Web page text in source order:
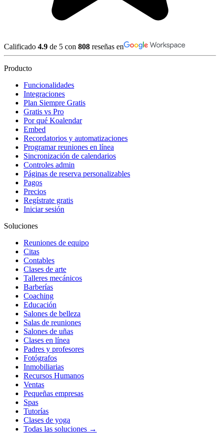
Calificado 4.9 de 5 con 808 reseñas en
Producto
Funcionalidades
Integraciones
Plan Siempre Gratis
Gratis vs Pro
Por qué Koalendar
Embed
Recordatorios y automatizaciones
Programar reuniones en línea
Sincronización de calendarios
Controles admin
Páginas de reserva personalizables
Pagos
Precios
Regístrate gratis
Iniciar sesión
Soluciones
Reuniones de equipo
Citas
Contables
Clases de arte
Talleres mecánicos
Barberías
Coaching
Educación
Salones de belleza
Salas de reuniones
Salones de uñas
Clases en línea
Padres y profesores
Fotógrafos
Inmobiliarias
Recursos Humanos
Ventas
Pequeñas empresas
Spas
Tutorías
Clases de yoga
Todas las soluciones →